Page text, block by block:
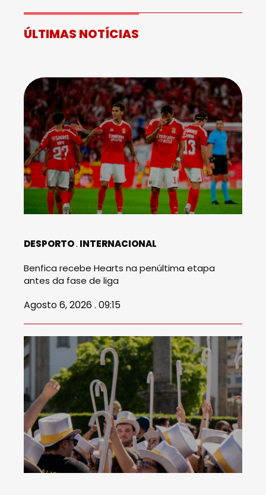
ÚLTIMAS NOTÍCIAS
DESPORTO INTERNACIONAL
Benfica recebe Hearts na penúltima etapa
antes da fase de liga
Agosto 6, 2026 . 09:15